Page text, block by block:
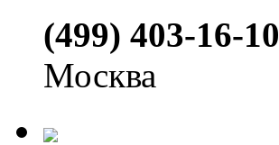
(499) 403-16-10
Москва